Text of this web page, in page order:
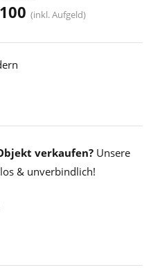
(inkl. Aufgeld)
verkaufen? Unsere
& unverbindlich!